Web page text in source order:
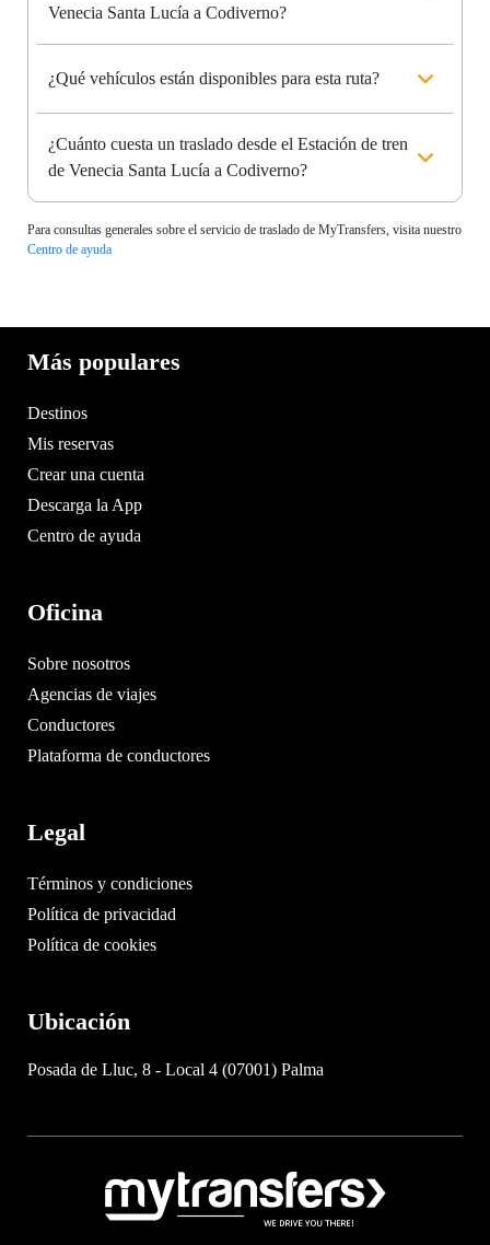
Venecia Santa Lucía a Codiverno?
¿Qué vehículos están disponibles para esta ruta?
¿Cuánto cuesta un traslado desde el Estación de tren
de Venecia Santa Lucía a Codiverno?
Para consultas generales sobre el servicio de traslado de MyTransfers, visita nuestro
Centro de ayuda
Más populares
Destinos
Mis reservas
Crear una cuenta
Descarga la App
Centro de ayuda
Oficina
Sobre nosotros
Agencias de viajes
Conductores
Plataforma de conductores
Legal
Términos y condiciones
Política de privacidad
Política de cookies
Ubicación
Posada de Lluc, 8 - Local 4 (07001) Palma